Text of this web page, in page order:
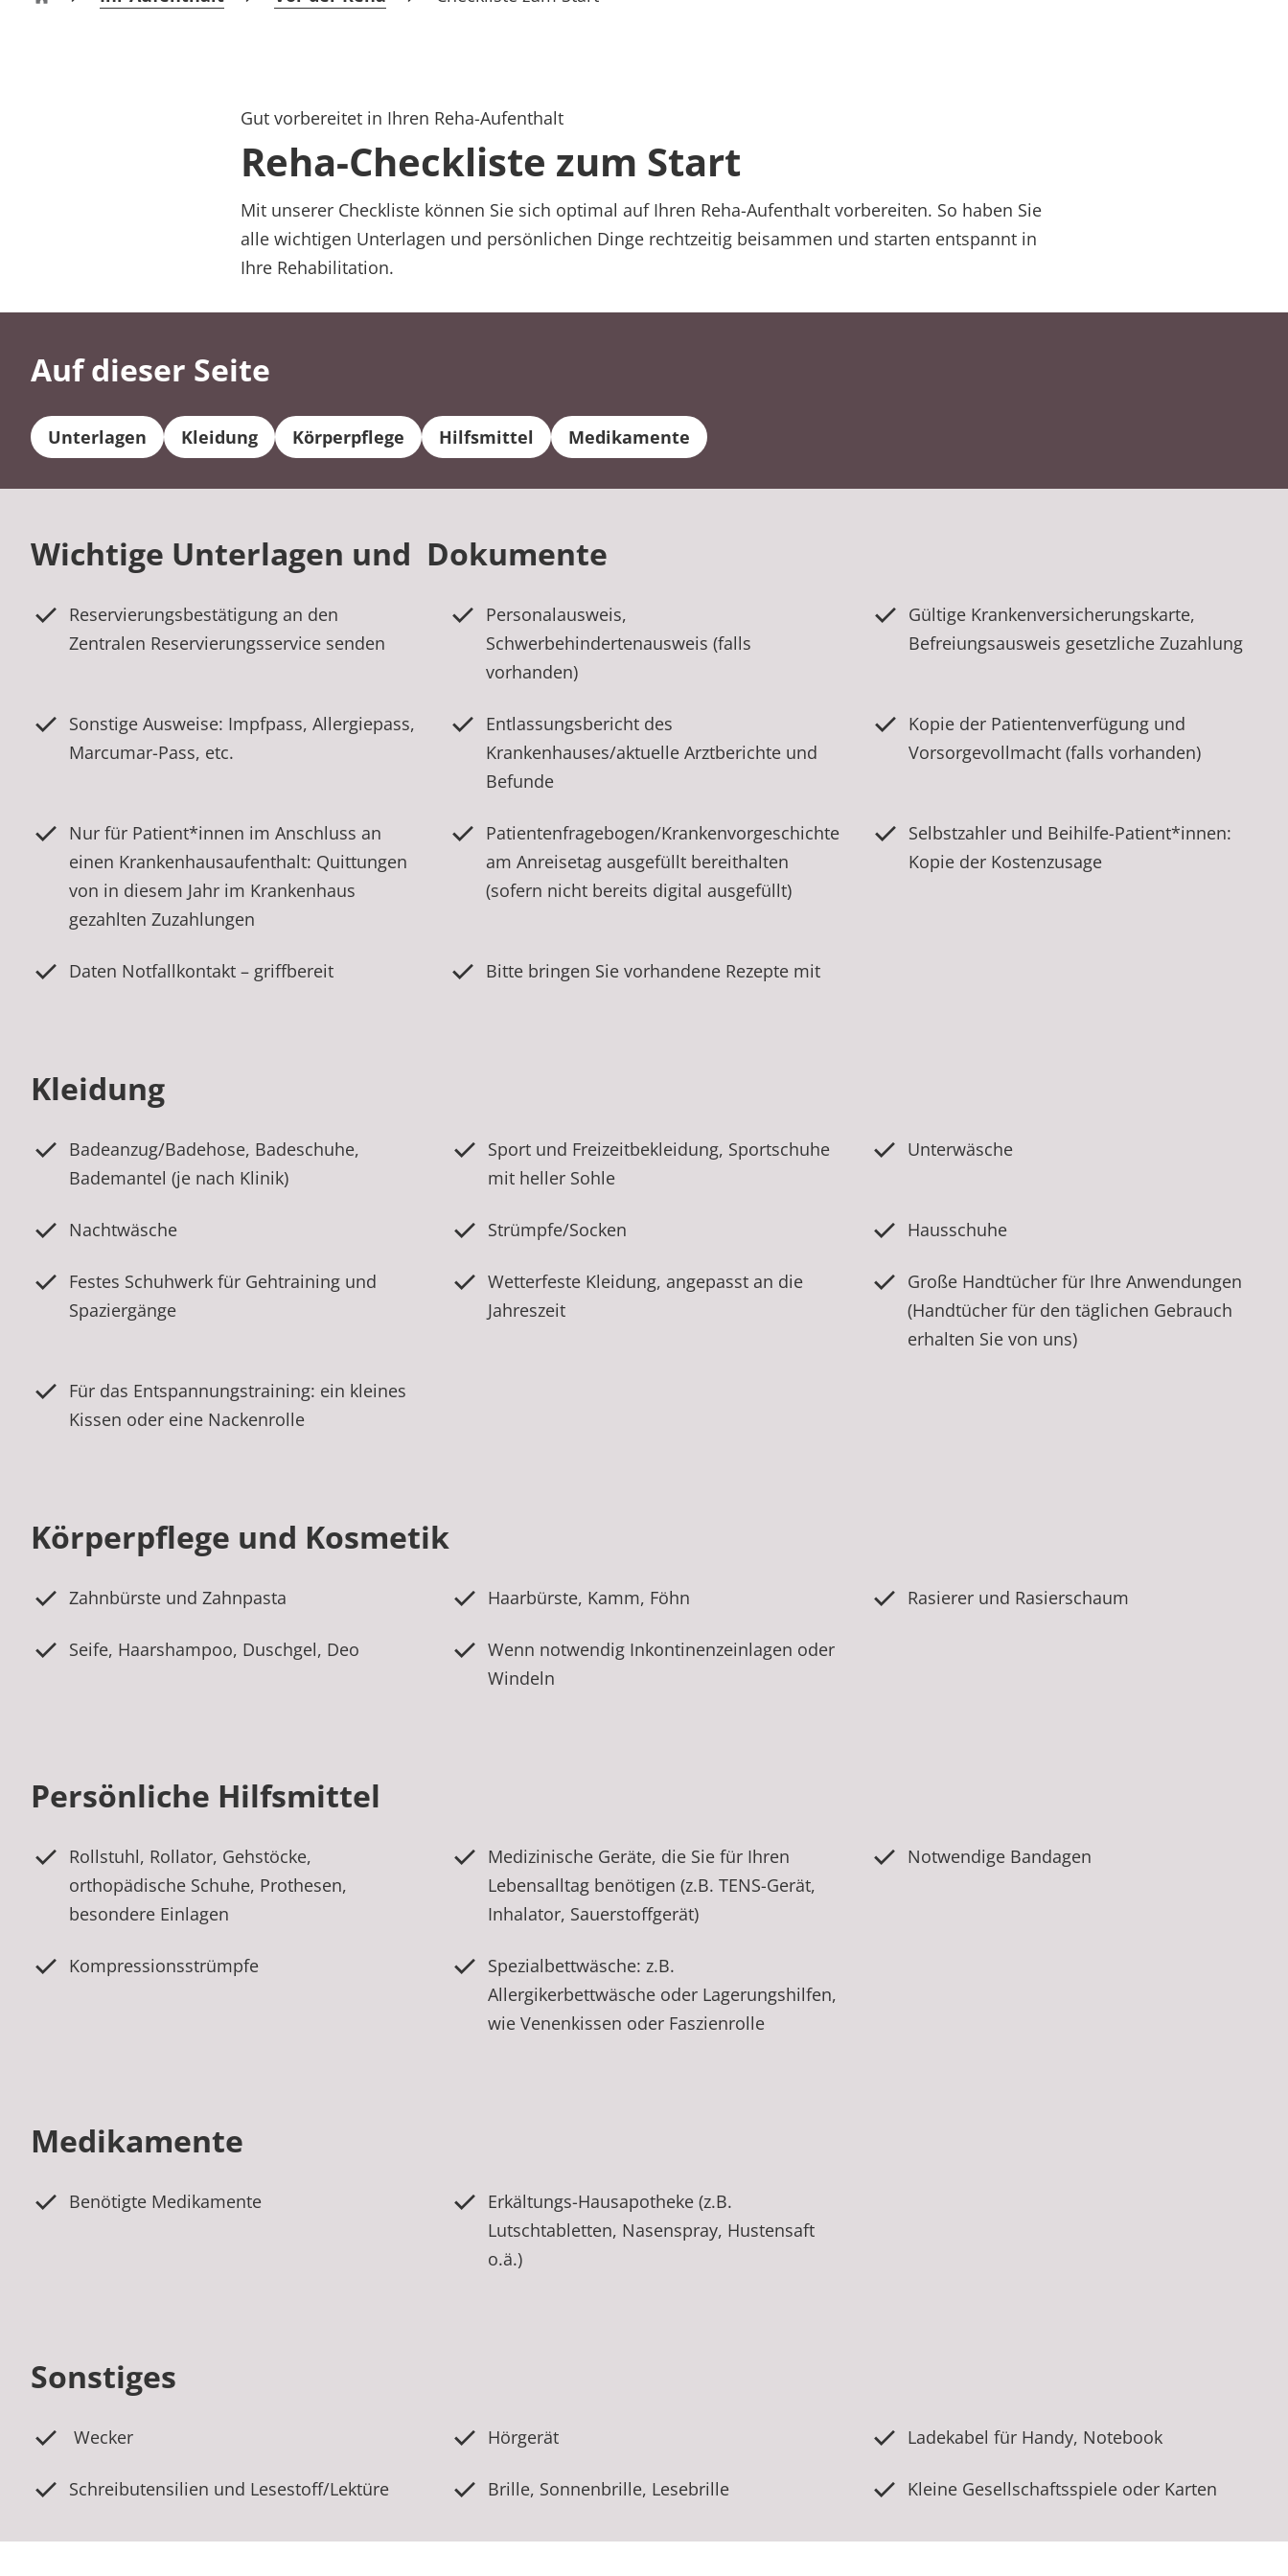
Rheumatologie
Reha-Zentrum Bernkastel-Kues Klinik Moselschleife
Gut vorbereitet in Ihren Reha-Aufenthalt
Reha-Checkliste zum Start
Mit unserer Checkliste können Sie sich optimal auf Ihren Reha-Aufenthalt vorbereiten. So haben Sie
alle wichtigen Unterlagen und persönlichen Dinge rechtzeitig beisammen und starten entspannt in
Ihre Rehabilitation.
Auf dieser Seite
Unterlagen Kleidung Körperpflege Hilfsmittel Medikamente
Wichtige Unterlagen und Dokumente
Reservierungsbestätigung an den
Zentralen Reservierungsservice senden
Personalausweis,
Schwerbehindertenausweis (falls
vorhanden)
Gültige Krankenversicherungskarte,
Befreiungsausweis gesetzliche Zuzahlung
Sonstige Ausweise: Impfpass, Allergiepass,
Marcumar-Pass, etc.
Entlassungsbericht des
Krankenhauses/aktuelle Arztberichte und
Befunde
Kopie der Patientenverfügung und
Vorsorgevollmacht (falls vorhanden)
Nur für Patient*innen im Anschluss an
einen Krankenhausaufenthalt: Quittungen
von in diesem Jahr im Krankenhaus
gezahlten Zuzahlungen
Patientenfragebogen/Krankenvorgeschichte
am Anreisetag ausgefüllt bereithalten
(sofern nicht bereits digital ausgefüllt)
Selbstzahler und Beihilfe-Patient*innen:
Kopie der Kostenzusage
Daten Notfallkontakt – griffbereit Bitte bringen Sie vorhandene Rezepte mit
Kleidung
Badeanzug/Badehose, Badeschuhe,
Bademantel (je nach Klinik)
Sport und Freizeitbekleidung, Sportschuhe
mit heller Sohle
Unterwäsche
Nachtwäsche Strümpfe/Socken Hausschuhe
Festes Schuhwerk für Gehtraining und
Spaziergänge
Wetterfeste Kleidung, angepasst an die
Jahreszeit
Große Handtücher für Ihre Anwendungen
(Handtücher für den täglichen Gebrauch
erhalten Sie von uns)
Für das Entspannungstraining: ein kleines
Kissen oder eine Nackenrolle
Körperpflege und Kosmetik
Zahnbürste und Zahnpasta Haarbürste, Kamm, Föhn Rasierer und Rasierschaum
Seife, Haarshampoo, Duschgel, Deo
Wenn notwendig Inkontinenzeinlagen oder
Windeln
Persönliche Hilfsmittel
Rollstuhl, Rollator, Gehstöcke,
orthopädische Schuhe, Prothesen,
besondere Einlagen
Medizinische Geräte, die Sie für Ihren
Lebensalltag benötigen (z.B. TENS-Gerät,
Inhalator, Sauerstoffgerät)
Notwendige Bandagen
Kompressionsstrümpfe
Spezialbettwäsche: z.B.
Allergikerbettwäsche oder Lagerungshilfen,
wie Venenkissen oder Faszienrolle
Medikamente
Benötigte Medikamente
Erkältungs-Hausapotheke (z.B.
Lutschtabletten, Nasenspray, Hustensaft
o.ä.)
Sonstiges
Wecker Hörgerät Ladekabel für Handy, Notebook
Schreibutensilien und Lesestoff/Lektüre Brille, Sonnenbrille, Lesebrille Kleine Gesellschaftsspiele oder Karten